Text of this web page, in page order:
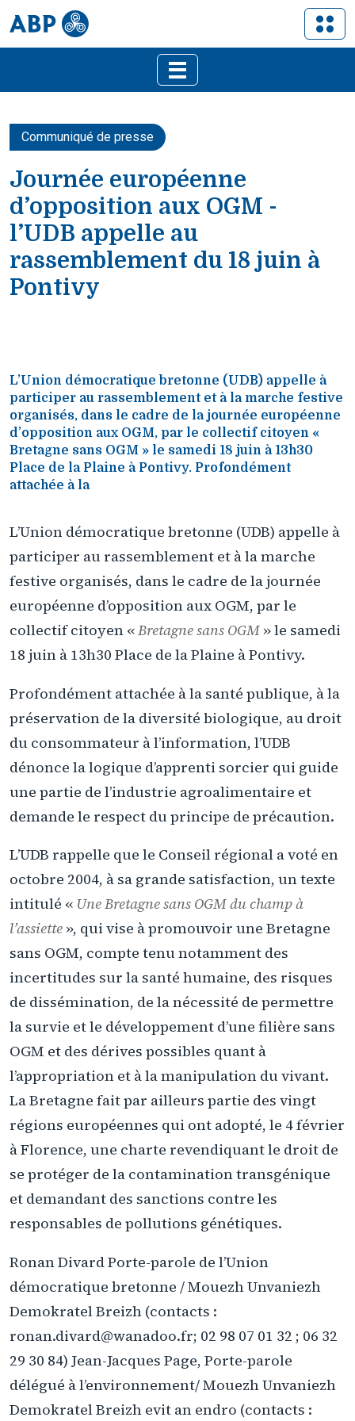
Communiqué de presse
Journée européenne
d’opposition aux OGM -
l’UDB appelle au
rassemblement du 18 juin à
Pontivy
L’Union démocratique bretonne (UDB) appelle à
participer au rassemblement et à la marche festive
organisés, dans le cadre de la journée européenne
d’opposition aux OGM, par le collectif citoyen «
Bretagne sans OGM » le samedi 18 juin à 13h30
Place de la Plaine à Pontivy. Profondément
attachée à la
L’Union démocratique bretonne (UDB) appelle à
participer au rassemblement et à la marche
festive organisés, dans le cadre de la journée
européenne d’opposition aux OGM, par le
collectif citoyen «Bretagne sans OGM » le samedi
18 juin à 13h30 Place de la Plaine à Pontivy.
Profondément attachée à la santé publique, à la
préservation de la diversité biologique, au droit
du consommateur à l’information, l’UDB
dénonce la logique d’apprenti sorcier qui guide
une partie de l’industrie agroalimentaire et
demande le respect du principe de précaution.
L’UDB rappelle que le Conseil régional a voté en
octobre 2004, à sa grande satisfaction, un texte
intitulé « Une Bretagne sans OGM du champ à
l’assiette », qui vise à promouvoir une Bretagne
sans OGM, compte tenu notamment des
incertitudes sur la santé humaine, des risques
de dissémination, de la nécessité de permettre
la survie et le développement d’une filière sans
OGM et des dérives possibles quant à
l’appropriation et à la manipulation du vivant.
La Bretagne fait par ailleurs partie des vingt
régions européennes qui ont adopté, le 4 février
à Florence, une charte revendiquant le droit de
se protéger de la contamination transgénique
et demandant des sanctions contre les
responsables de pollutions génétiques.
Ronan Divard Porte-parole de l’Union
démocratique bretonne / Mouezh Unvaniezh
Demokratel Breizh (contacts :
ronan.divard@wanadoo.fr; 02 98 07 01 32 ; 06 32
29 30 84) Jean-Jacques Page, Porte-parole
délégué à l’environnement/ Mouezh Unvaniezh
Demokratel Breizh evit an endro (contacts :